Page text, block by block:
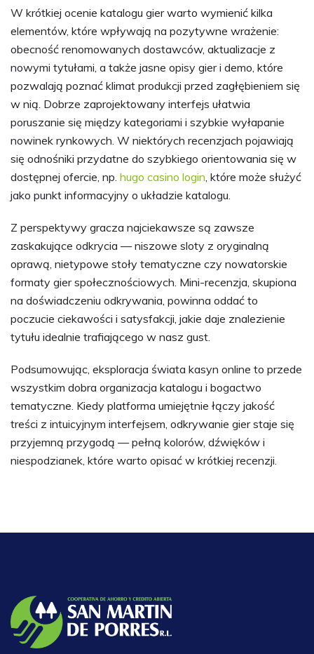
W krótkiej ocenie katalogu gier warto wymienić kilka
elementów, które wpływają na pozytywne wrażenie:
obecność renomowanych dostawców, aktualizacje z
nowymi tytułami, a także jasne opisy gier i demo, które
pozwalają poznać klimat produkcji przed zagłębieniem się
w nią. Dobrze zaprojektowany interfejs ułatwia
poruszanie się między kategoriami i szybkie wyłapanie
nowinek rynkowych. W niektórych recenzjach pojawiają
się odnośniki przydatne do szybkiego orientowania się w
dostępnej ofercie, np. hugo casino login , które może służyć
jako punkt informacyjny o układzie katalogu.
Z perspektywy gracza najciekawsze są zawsze
zaskakujące odkrycia — niszowe sloty z oryginalną
oprawą, nietypowe stoły tematyczne czy nowatorskie
formaty gier społecznościowych. Mini-recenzja, skupiona
na doświadczeniu odkrywania, powinna oddać to
poczucie ciekawości i satysfakcji, jakie daje znalezienie
tytułu idealnie trafiającego w nasz gust.
Podsumowując, eksploracja świata kasyn online to przede
wszystkim dobra organizacja katalogu i bogactwo
tematyczne. Kiedy platforma umiejętnie łączy jakość
treści z intuicyjnym interfejsem, odkrywanie gier staje się
przyjemną przygodą — pełną kolorów, dźwięków i
niespodzianek, które warto opisać w krótkiej recenzji.